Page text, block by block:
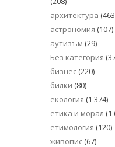
архитектура
астрономия (107)
аутизъм (29)
Без категория
бизнес (220)
билки (80)
екология (1 374)
етика и морал (1
етимология (120)
живопис (67)